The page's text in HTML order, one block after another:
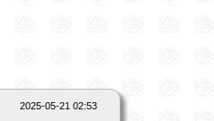
2025-05-21 02:53